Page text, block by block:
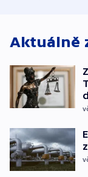
Aktuálně